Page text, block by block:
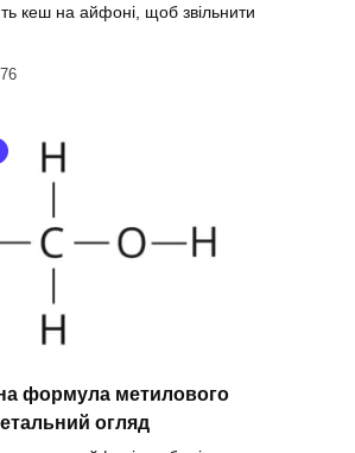
кеш на айфоні, щоб звільнити
76
формула метилового
огляд